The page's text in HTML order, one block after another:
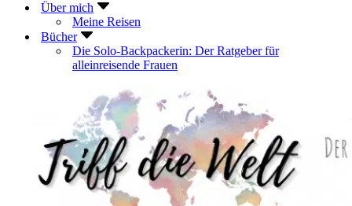
Über mich
Meine Reisen
Bücher
Die Solo-Backpackerin: Der Ratgeber für
alleinreisende Frauen